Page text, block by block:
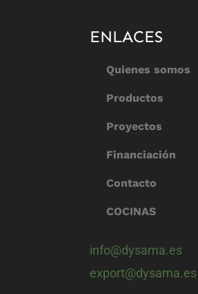
ENLACES
Quienes somos
Productos
Proyectos
Financiación
Contacto
COCINAS
info@dysama.es
export@dysama.es